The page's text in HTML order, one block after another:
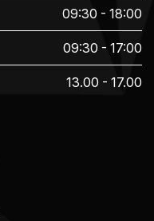
09:30 - 18:00
09:30 - 17:00
13.00 - 17.00